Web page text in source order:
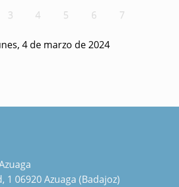
3 4 5 6 7
4 de marzo de 2024
1 06920 Azuaga (Badajoz)